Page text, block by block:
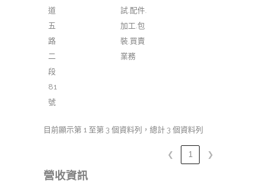
道
五
路
二
段
81
號
試.配件.
加工.包
裝.買賣
業務
目前顯示第 1 至第 3 個資料列，總計 3 個資料列
❮ 1 ❯
營收資訊